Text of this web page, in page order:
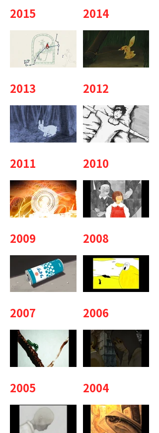
2015 2014
2013 2012
2011 2010
2009 2008
2007 2006
2005 2004